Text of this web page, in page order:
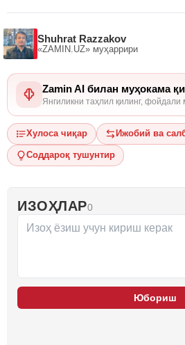
Shuhrat Razzakov
«ZAMIN.UZ» муҳаррири
Zamin AI билан муҳокама
Янгиликни таҳлил қилинг, фойдали
Хулоса чиқар Ижобий ва
Соддароқ тушунтир
ИЗОҲЛАР0
Юбориш